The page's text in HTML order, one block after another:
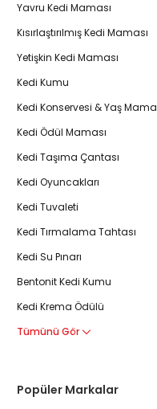
Yavru Kedi Maması
Kısırlaştırılmış Kedi Maması
Yetişkin Kedi Maması
Kedi Kumu
Kedi Konservesi & Yaş Mama
Kedi Ödül Maması
Kedi Taşıma Çantası
Kedi Oyuncakları
Kedi Tuvaleti
Kedi Tırmalama Tahtası
Kedi Su Pınarı
Bentonit Kedi Kumu
Kedi Krema Ödülü
Tümünü Gör
Popüler Markalar